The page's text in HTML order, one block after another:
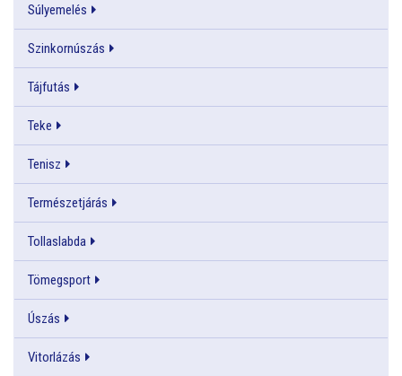
Súlyemelés
Szinkornúszás
Tájfutás
Teke
Tenisz
Természetjárás
Tollaslabda
Tömegsport
Úszás
Vitorlázás